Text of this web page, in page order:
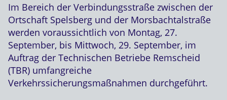
Im Bereich der Verbindungsstraße zwischen der
Ortschaft Spelsberg und der Morsbachtalstraße
werden voraussichtlich von Montag, 27.
September, bis Mittwoch, 29. September, im
Auftrag der Technischen Betriebe Remscheid
(TBR) umfangreiche
Verkehrssicherungsmaßnahmen durchgeführt.